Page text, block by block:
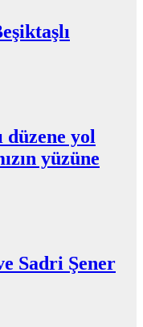
düzene yol
yüzüne
Sadri Şener